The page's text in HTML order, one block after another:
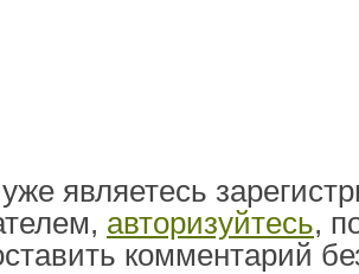
являетесь
авторизуйтесь,
комментарий